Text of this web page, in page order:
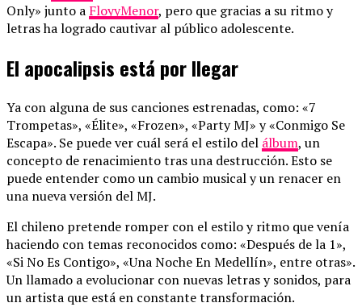
Only» junto a FloyyMenor, pero que gracias a su ritmo y
letras ha logrado cautivar al público adolescente.
El apocalipsis está por llegar
Ya con alguna de sus canciones estrenadas, como: «7
Trompetas», «Élite», «Frozen», «Party MJ» y «Conmigo Se
Escapa». Se puede ver cuál será el estilo del álbum, un
concepto de renacimiento tras una destrucción. Esto se
puede entender como un cambio musical y un renacer en
una nueva versión del MJ.
El chileno pretende romper con el estilo y ritmo que venía
haciendo con temas reconocidos como: «Después de la 1»,
«Si No Es Contigo», «Una Noche En Medellín», entre otras».
Un llamado a evolucionar con nuevas letras y sonidos, para
un artista que está en constante transformación.